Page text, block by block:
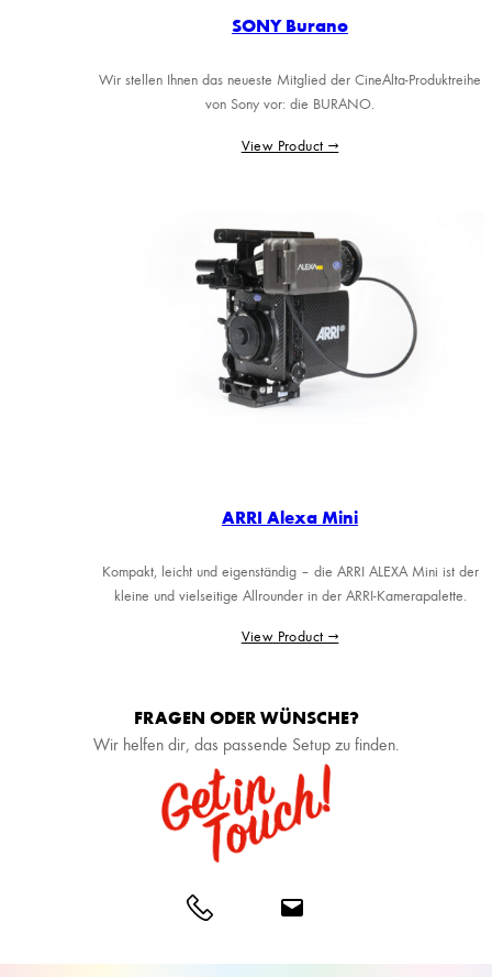
SONY Burano
Wir stellen Ihnen das neueste Mitglied der CineAlta-Produktreihe
von Sony vor: die BURANO.
View Product →
ARRI Alexa Mini
Kompakt, leicht und eigenständig – die ARRI ALEXA Mini ist der
kleine und vielseitige Allrounder in der ARRI-Kamerapalette.
View Product →
FRAGEN ODER WÜNSCHE?
Wir helfen dir, das passende Setup zu finden.